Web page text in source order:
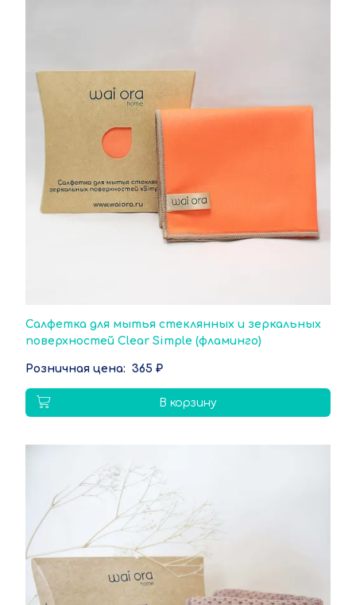
Салфетка для мытья стеклянных и зеркальных
поверхностей Clear Simple (фламинго)
365 ₽
В корзину